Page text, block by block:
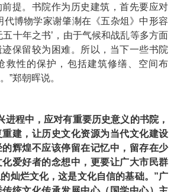
提。书院作为历史建筑，首先要应对
代博物学家谢肇淛在《五杂俎》中形容
五十年之书’，由于气候和战乱等多方面
保留较为困难。所以，当下一些书院
救性的保护，包括建筑修缮、空间布
”郑朝晖说。
进程中，应对有重要历史意义的书院，
建，让历史文化资源为当代文化建设
辉煌不应该停留在记忆中，留存在少
爱好者的念想中，更要让广大市民群
灿烂文化，这是文化自信的基础。”广